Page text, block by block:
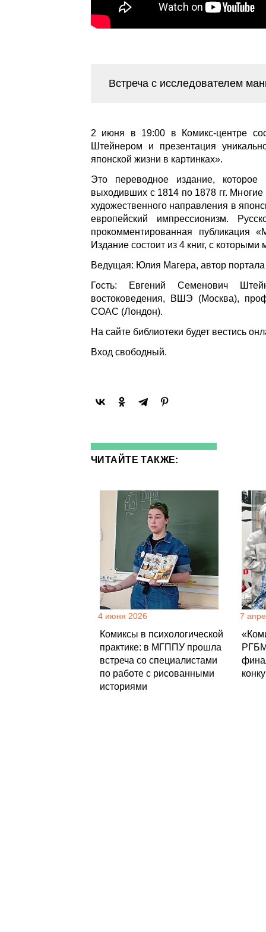
Встреча с исследователем
2 июня в 19:00 в Комикс-центре
Штейнером и презентация
японской жизни в картинках».
Это переводное издание,
выходивших с 1814 по 1878 гг.
художественного направления в
европейский импрессионизм.
прокомментированная публикация
Издание состоит из 4 книг, с
Ведущая: Юлия Магера, автор
Гость: Евгений Семенович
востоковедения, ВШЭ (Москва),
СОАС (Лондон).
На сайте библиотеки будет вестись
Вход свободный.
ЧИТАЙТЕ ТАКЖЕ:
4 июня 2026
Комиксы в психологической
практике: в МГППУ прошла
встреча со специалистами
по работе с рисованными
историями
7